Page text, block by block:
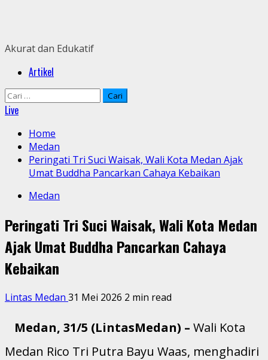
Akurat dan Edukatif
PrimaryArtikel
Cari
untuk:
Live
Home
Medan
Peringati Tri Suci Waisak, Wali Kota Medan Ajak
Umat Buddha Pancarkan Cahaya Kebaikan
Medan
Peringati Tri Suci Waisak, Wali Kota Medan
Ajak Umat Buddha Pancarkan Cahaya
Kebaikan
Lintas Medan 31 Mei 2026 2 min read
Medan, 31/5 (LintasMedan) – Wali Kota
Medan Rico Tri Putra Bayu Waas, menghadiri